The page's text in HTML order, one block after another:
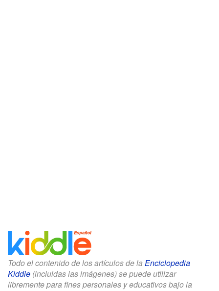
Todo el contenido de los artículos de la Enciclopedia
Kiddle (incluidas las imágenes) se puede utilizar
libremente para fines personales y educativos bajo la